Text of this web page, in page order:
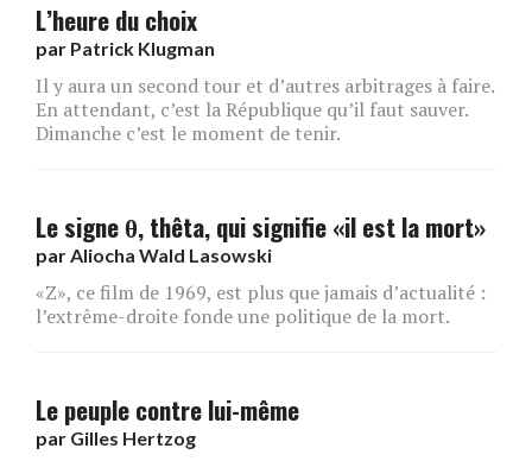
L’heure du choix
par Patrick Klugman
Il y aura un second tour et d’autres arbitrages à faire.
En attendant, c’est la République qu’il faut sauver.
Dimanche c’est le moment de tenir.
Le signe θ, thêta, qui signifie «il est la mort»
parAliocha Wald Lasowski
«Z», ce film de 1969, est plus que jamais d’actualité :
l’extrême-droite fonde une politique de la mort.
Le peuple contre lui-même
par Gilles Hertzog